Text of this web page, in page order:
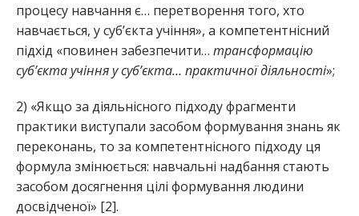
процесу навчання є… перетворення того, хто
навчається, у суб’єкта учіння», а компетентнісний
підхід «повинен забезпечити… трансформацію
суб’єкта учіння у суб’єкта… практичної діяльності»;
2) «Якщо за діяльнісного підходу фрагменти
практики виступали засобом формування знань як
переконань, то за компетентнісного підходу ця
формула змінюється: навчальні надбання стають
засобом досягнення цілі формування людини
досвідченої» [2].